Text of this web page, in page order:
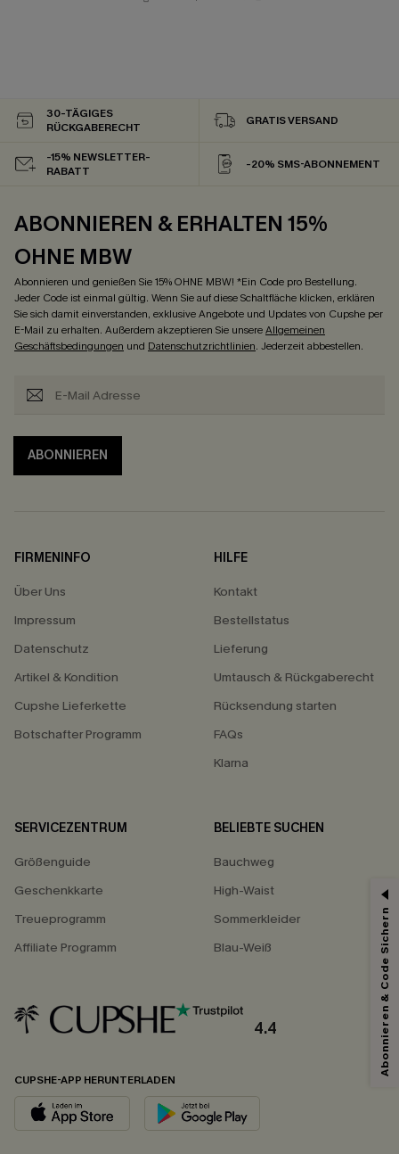
30-TÄGIGES
RÜCKGABERECHT
GRATIS VERSAND
-15% NEWSLETTER-
RABATT
-20% SMS-ABONNEMENT
ABONNIEREN & ERHALTEN 15%
OHNE MBW
Abonnieren und genießen Sie 15% OHNE MBW! *Ein Code pro Bestellung.
Jeder Code ist einmal gültig. Wenn Sie auf diese Schaltfläche klicken, erklären
Sie sich damit einverstanden, exklusive Angebote und Updates von Cupshe per
E-Mail zu erhalten. Außerdem akzeptieren Sie unsereAllgemeinen
Geschäftsbedingungen und Datenschutzrichtlinien. Jederzeit abbestellen.
ABONNIEREN
FIRMENINFO
Über Uns
Impressum
Datenschutz
Artikel & Kondition
Cupshe Lieferkette
Botschafter Programm
HILFE
Kontakt
Bestellstatus
Lieferung
Umtausch & Rückgaberecht
Rücksendung starten
FAQs
Klarna
SERVICEZENTRUM
Größenguide
Geschenkkarte
Treueprogramm
Affiliate Programm
BELIEBTE SUCHEN
Bauchweg
High-Waist
Sommerkleider
Blau-Weiß
4.4
CUPSHE-APP HERUNTERLADEN
Abonnieren & Code Sichern